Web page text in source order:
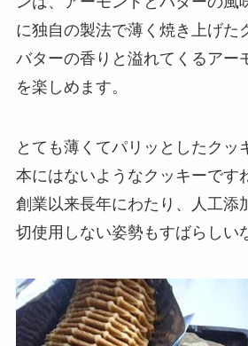
に独自の製法で薄く焼き上げた
バターの香りと溢れてくるアー
を楽しめます。
とても薄くてパリッとしたクッ
本にはないようなクッキーです
創業以来長年にわたり、人工添
切使用しない姿勢もすばらしい